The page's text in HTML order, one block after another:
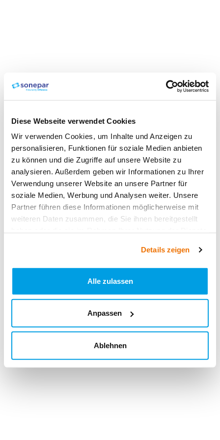
Diese Webseite verwendet Cookies
Wir verwenden Cookies, um Inhalte und Anzeigen zu
personalisieren, Funktionen für soziale Medien anbieten
zu können und die Zugriffe auf unsere Website zu
analysieren. Außerdem geben wir Informationen zu Ihrer
Verwendung unserer Website an unsere Partner für
soziale Medien, Werbung und Analysen weiter. Unsere
Partner führen diese Informationen möglicherweise mit
weiteren Daten zusammen, die Sie ihnen bereitgestellt
Details zeigen
Alle zulassen
Anpassen
Ablehnen